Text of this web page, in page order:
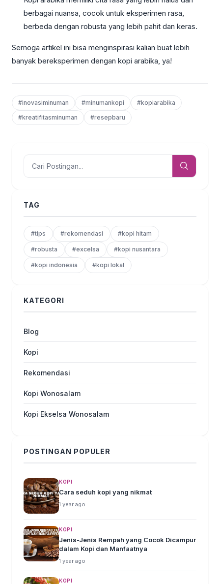
berbagai nuansa, cocok untuk eksperimen rasa,
berbeda dengan robusta yang lebih pahit dan keras.
Semoga artikel ini bisa menginspirasi kalian buat lebih
banyak bereksperimen dengan kopi arabika, ya!
#inovasiminuman #minumankopi
#kopiarabika
#kreatifitasminuman
#resepbaru
TAG
#tips #rekomendasi #kopi hitam
#robusta #excelsa #kopi nusantara
#kopi indonesia #kopi lokal
KATEGORI
Blog
Kopi
Rekomendasi
Kopi Wonosalam
Kopi Ekselsa Wonosalam
POSTINGAN POPULER
KOPI
Cara seduh kopi yang nikmat
1 year ago
KOPI
Jenis-Jenis Rempah yang Cocok Dicampur
dalam Kopi dan Manfaatnya
1 year ago
KOPI